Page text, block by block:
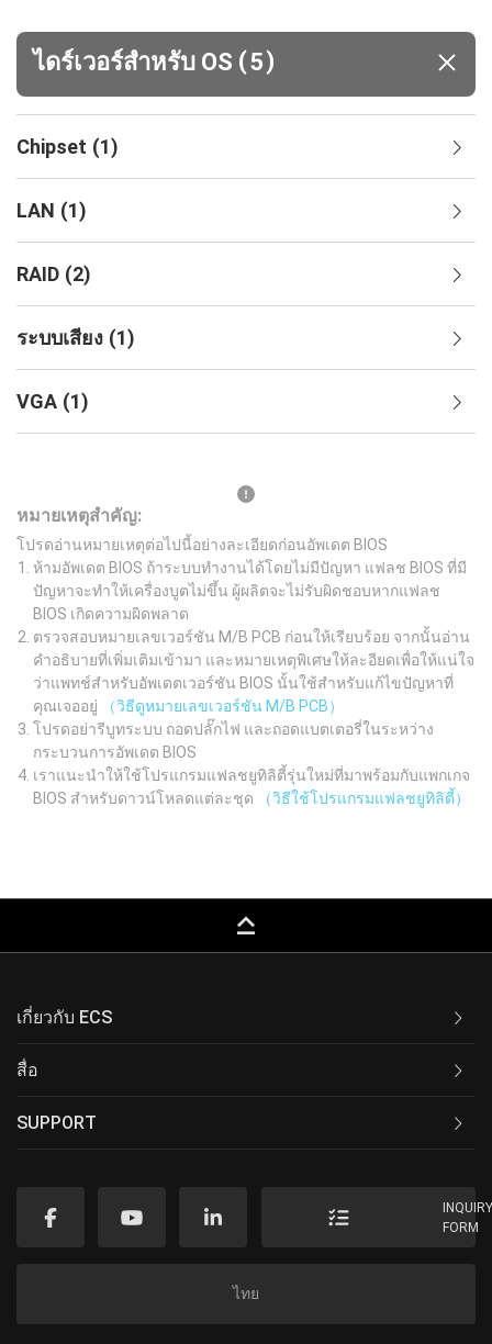
ไดร์เวอร์สำหรับ OS (5)
Chipset (1)
LAN (1)
RAID (2)
ระบบเสียง (1)
VGA (1)
หมายเหตุสำคัญ:
โปรดอ่านหมายเหตุต่อไปนี้อย่างละเอียดก่อนอัพเดต BIOS
ห้ามอัพเดต BIOS ถ้าระบบทำงานได้โดยไม่มีปัญหา แฟลช BIOS ที่มี
ปัญหาจะทำให้เครื่องบูตไม่ขึ้น ผู้ผลิตจะไม่รับผิดชอบหากแฟลช
BIOS เกิดความผิดพลาด
ตรวจสอบหมายเลขเวอร์ชัน M/B PCB ก่อนให้เรียบร้อย จากนั้นอ่าน
คำอธิบายที่เพิ่มเติมเข้ามา และหมายเหตุพิเศษให้ละอียดเพื่อให้แน่ใจ
ว่าแพทช์สำหรับอัพเดตเวอร์ชัน BIOS นั้นใช้สำหรับแก้ไขปัญหาที่
คุณเจออยู่
（วิธีดูหมายเลขเวอร์ชัน M/B PCB）
โปรดอย่ารีบูทระบบ ถอดปลั๊กไฟ และถอดแบตเตอรี่ในระหว่าง
กระบวนการอัพเดต BIOS
เราแนะนำให้ใช้โปรแกรมแฟลชยูทิลิตี้รุ่นใหม่ที่มาพร้อมกับแพกเกจ
BIOS สำหรับดาวน์โหลดแต่ละชุด
（วิธีใช้โปรแกรมแฟลชยูทิลิตี้）
keyboard_capslock
เกี่ยวกับ ECS
สื่อ
SUPPORT
FORM
ไทย